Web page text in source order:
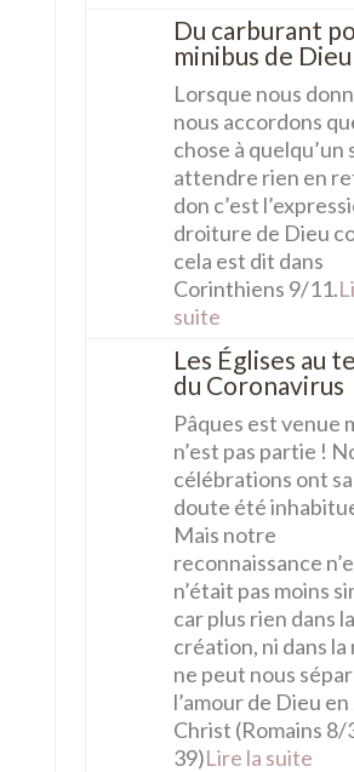
Du carburant
minibus de Dieu
Lorsque nous
nous accordons
chose à quelqu’un
attendre rien en
don c’est
droiture de Dieu
cela est dit dans
Corinthiens 9/11.
suite
Les Églises au
du Coronavirus
Pâques est venue
n’est pas partie !
célébrations ont
doute été
Mais notre
reconnaissance
n’était pas moins
car plus rien dans la
création, ni dans la
ne peut nous
l’amour de Dieu en
Christ (Romains 8/
39)Lire la suite